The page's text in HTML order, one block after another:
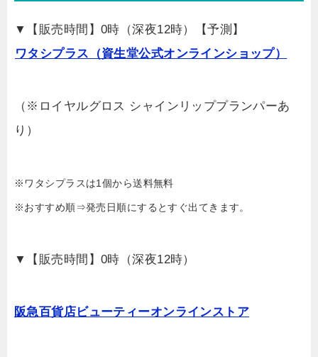
▼【販売時間】0時（深夜12時）【予測】
ワタシプラス（資生堂公式オンラインショップ）
（※ロイヤルグロス シャインリッププランパーあ
り）
※ワタシプラスは1個から送料無料
※おすすめ順⇒発売日順にするとすぐ出てきます。
▼【販売時間】0時（深夜12時）
阪急百貨店ビューティーオンラインストア